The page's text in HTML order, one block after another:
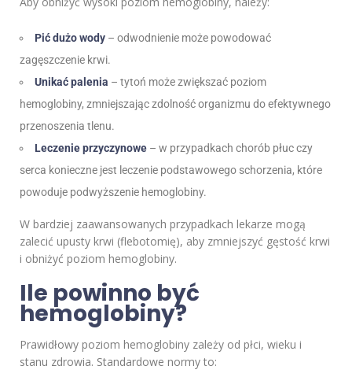
Pić dużo wody – odwodnienie może powodować
zagęszczenie krwi.
Unikać palenia – tytoń może zwiększać poziom
hemoglobiny, zmniejszając zdolność organizmu do efektywnego
przenoszenia tlenu.
Leczenie przyczynowe – w przypadkach chorób płuc czy
serca konieczne jest leczenie podstawowego schorzenia, które
powoduje podwyższenie hemoglobiny.
W bardziej zaawansowanych przypadkach lekarze mogą
zalecić upusty krwi (flebotomię), aby zmniejszyć gęstość krwi
i obniżyć poziom hemoglobiny.
Ile powinno być
hemoglobiny?
Prawidłowy poziom hemoglobiny zależy od płci, wieku i
stanu zdrowia. Standardowe normy to: